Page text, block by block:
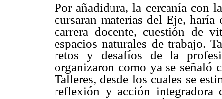
Por añadidura, la cercanía con
cursaran materias del Eje,
carrera docente, cuestión de
espacios naturales de trabajo.
retos y desafíos de la
organizaron como ya se señaló
Talleres, desde los cuales se
reflexión y acción integradora